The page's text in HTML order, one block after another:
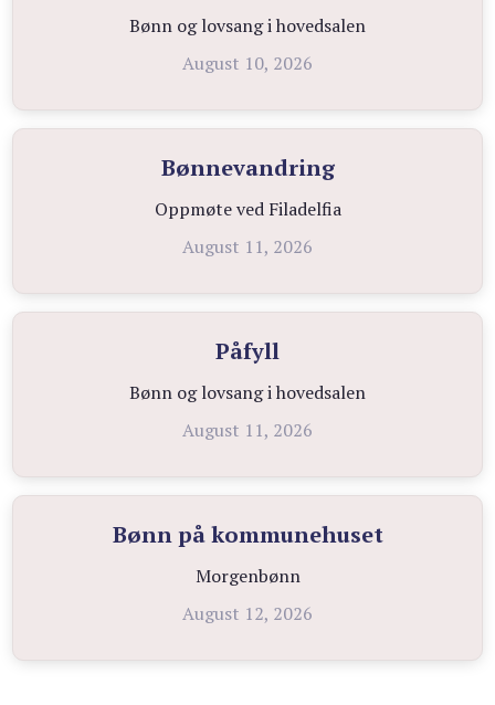
Bønn og lovsang i hovedsalen
August 10, 2026
Bønnevandring
Oppmøte ved Filadelfia
August 11, 2026
Påfyll
Bønn og lovsang i hovedsalen
August 11, 2026
Bønn på kommunehuset
Morgenbønn
August 12, 2026